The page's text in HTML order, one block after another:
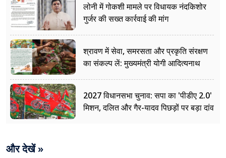
लोनी में गोकशी मामले पर विधायक नंदकिशोर
गुर्जर की सख्त कार्रवाई की मांग
श्रावण में सेवा, समरसता और प्रकृति संरक्षण
का संकल्प लें: मुख्यमंत्री योगी आदित्यनाथ
2027 विधानसभा चुनाव: सपा का 'पीडीए 2.0'
मिशन, दलित और गैर-यादव पिछड़ों पर बड़ा दांव
और देखें »